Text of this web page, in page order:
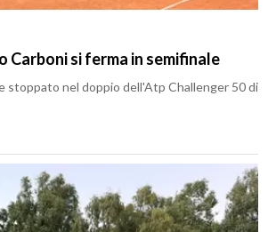
Carboni si ferma in semifinale
stoppato nel doppio dell'Atp Challenger 50 di